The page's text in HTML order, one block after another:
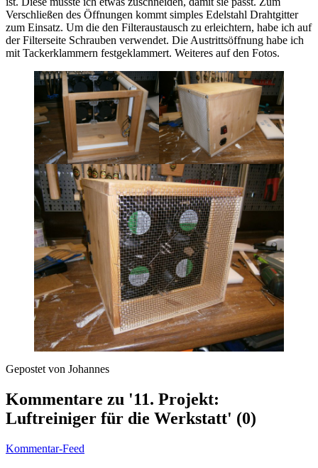
Verschließen des Öffnungen kommt simples Edelstahl Drahtgitter
zum Einsatz. Um die den Filteraustausch zu erleichtern, habe ich auf
der Filterseite Schrauben verwendet. Die Austrittsöffnung habe ich
mit Tackerklammern festgeklammert. Weiteres auf den Fotos.
Gepostet von Johannes
Kommentare zu '11. Projekt:
Luftreiniger für die Werkstatt' (0)
Kommentar-Feed